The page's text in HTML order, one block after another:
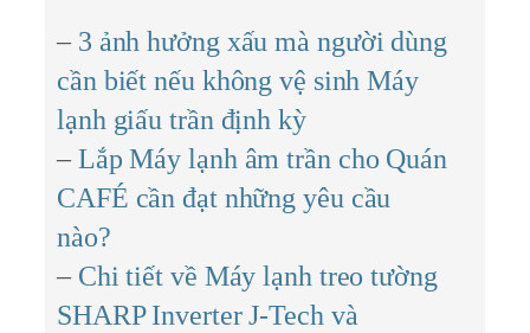
– 3 ảnh hưởng xấu mà người dùng
cần biết nếu không vệ sinh Máy
lạnh giấu trần định kỳ
–Lắp Máy lạnh âm trần cho Quán
CAFÉ cần đạt những yêu cầu
nào?
– Chi tiết về Máy lạnh treo tường
SHARP Inverter J-Tech và